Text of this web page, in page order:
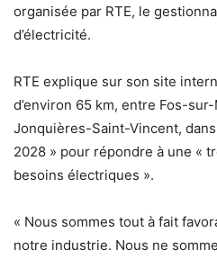
organisée par RTE, le
d’électricité.
RTE explique sur son site
d’environ 65 km, entre Fos-
Jonquières-Saint-Vincent,
2028 » pour répondre à une «
besoins électriques ».
« Nous sommes tout à fait
notre industrie. Nous ne